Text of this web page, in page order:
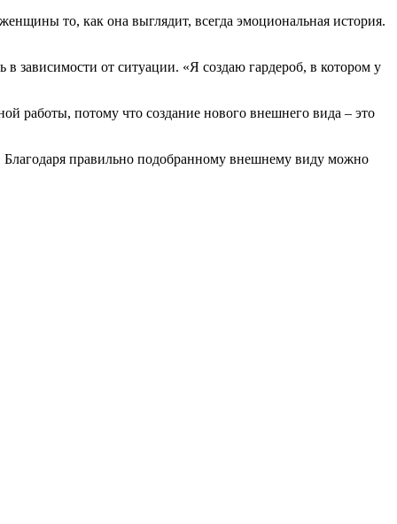
то, как она выглядит, всегда эмоциональная история.
зависимости от ситуации. «Я создаю гардероб, в котором у
работы, потому что создание нового внешнего вида – это
Благодаря правильно подобранному внешнему виду можно